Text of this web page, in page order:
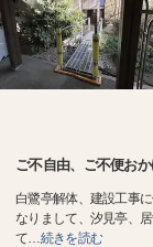
ご不自由、ご不便お
白鷺亭解体、建設工事
なりまして、汐見亭、
て…続きを読む